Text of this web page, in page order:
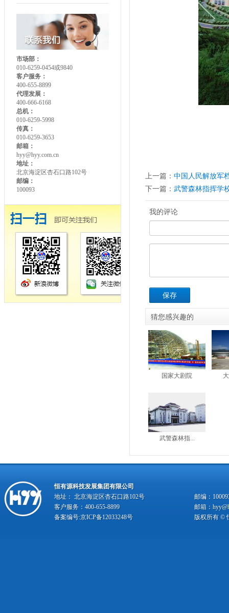
市场部：
010-6259-0454或9840
客户服务：
400-655-8899
代理发展：
400-666-6168
总机：
010-6259-5998
传真：
010-6259-3653
邮箱：
hyy@hyy.com.cn
地址：
北京海淀区杏石口路102号
邮编：
100093
上一篇： 中国人民解放军
下一篇： 武警森林指挥学
我的评论
保存
猜您感兴趣的
国家大剧院
武警森林指...
恒有源科技发展集团有限公司
地址： 北京海淀区杏石口路102号
邮编：
客户服务：400-655-8899
邮箱：
备案编号:京ICP备12033248号 版权所有 ©